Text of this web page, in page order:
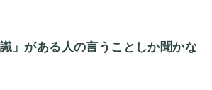
」がある人の言うことしか聞かな